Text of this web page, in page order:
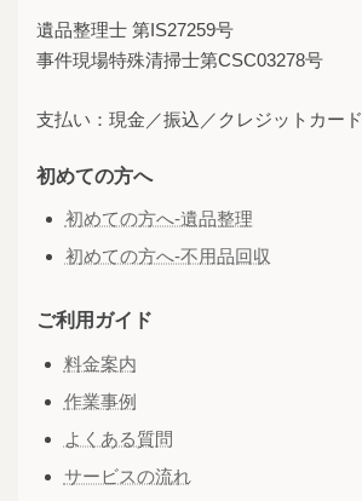
遺品整理士 第IS27259号
事件現場特殊清掃士第CSC03278号
支払い：現金／振込／クレジットカード
初めての方へ
初めての方へ-遺品整理
初めての方へ-不用品回収
ご利用ガイド
料金案内
作業事例
よくある質問
サービスの流れ